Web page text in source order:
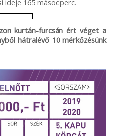
ideje 165 másodperc.
kurtán-furcsán ért véget a
hátralévő 10 mérkőzésünk